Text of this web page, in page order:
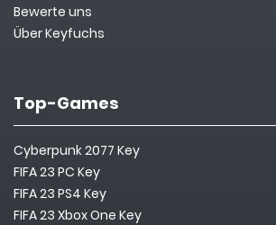
Bewerte uns
Über Keyfuchs
Top-Games
Cyberpunk 2077 Key
FIFA 23 PC Key
FIFA 23 PS4 Key
FIFA 23 Xbox One Key